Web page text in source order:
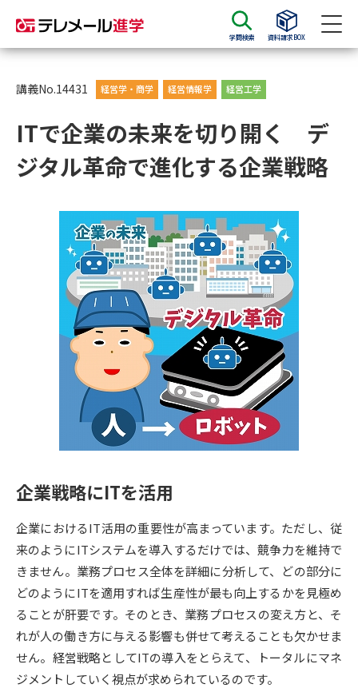
学問検索 資料請求BOX
資料請求 資料検索
大学・短大の資料種類から請求
総合型選抜・学校推薦型選抜 募
大学入学共通テスト利用選抜の
募集要項＆願書
大学・短大以外の資料から請求
専門学校の資料請求 大学院の資料請求
留学・進学関連、塾・予備校
大学入学共通テスト「受験案
内」の請求
大学入学共通テスト「受験上の
配慮案内」の請求
高等学校卒業程度認定試験
幼稚園教員資格認定試験
高等学校（情報）教員資格認定
試験
大学研究 大学検索
大学で学べる内容や特徴を調べる
講義No.14431 経営学・商学 経営情報学 経営工学
ITで企業の未来を切り開く デ
ジタル革命で進化する企業戦略
企業戦略にITを活用
企業におけるIT活用の重要性が高まっています。ただし、従
来のようにITシステムを導入するだけでは、競争力を維持で
きません。業務プロセス全体を詳細に分析して、どの部分に
どのようにITを適用すれば生産性が最も向上するかを見極め
ることが肝要です。そのとき、業務プロセスの変え方と、そ
れが人の働き方に与える影響も併せて考えることも欠かせま
せん。経営戦略としてITの導入をとらえて、トータルにマネ
ジメントしていく視点が求められているのです。